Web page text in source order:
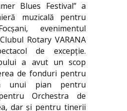
Blues Festival” a
muzicală pentru
evenimentul
Rotary VARANA
de excepție.
a avut un scop
de fonduri pentru
unui pian pentru
Orchestra de
dar și pentru tinerii